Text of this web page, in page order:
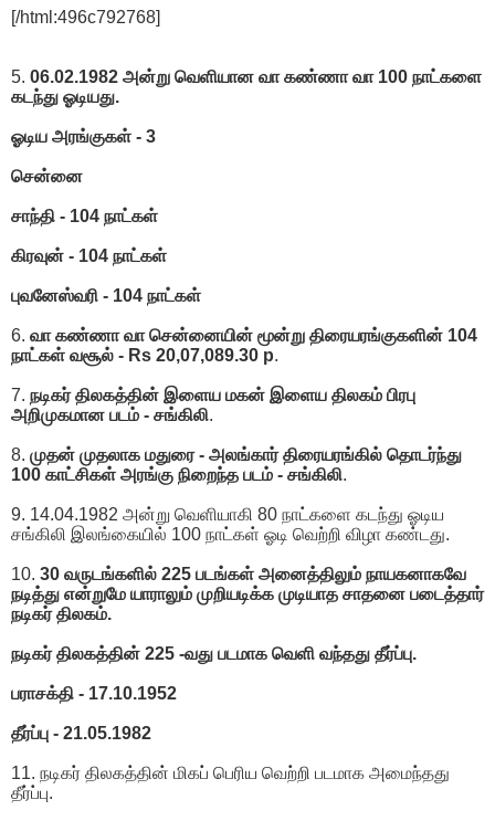
[/html:496c792768]
5. 06.02.1982 அன்று வெளியான வா கண்ணா வா 100 நாட்களை
கடந்து ஓடியது.
ஓடிய அரங்குகள் - 3
சென்னை
சாந்தி - 104 நாட்கள்
கிரவுன் - 104 நாட்கள்
புவனேஸ்வரி - 104 நாட்கள்
6. வா கண்ணா வா சென்னையின் மூன்று திரையரங்குகளின் 104
நாட்கள் வசூல் - Rs 20,07,089.30 p.
7. நடிகர் திலகத்தின் இளைய மகன் இளைய திலகம் பிரபு
அறிமுகமான படம் - சங்கிலி.
8. முதன் முதலாக மதுரை - அலங்கார் திரையரங்கில் தொடர்ந்து
100 காட்சிகள் அரங்கு நிறைந்த படம் - சங்கிலி.
9. 14.04.1982 அன்று வெளியாகி 80 நாட்களை கடந்து ஓடிய
சங்கிலி இலங்கையில் 100 நாட்கள் ஓடி வெற்றி விழா கண்டது.
10. 30 வருடங்களில் 225 படங்கள் அனைத்திலும் நாயகனாகவே
நடித்து என்றுமே யாராலும் முறியடிக்க முடியாத சாதனை படைத்தார்
நடிகர் திலகம்.
நடிகர் திலகத்தின் 225 -வது படமாக வெளி வந்தது தீர்ப்பு.
பராசக்தி - 17.10.1952
தீர்ப்பு - 21.05.1982
11. நடிகர் திலகத்தின் மிகப் பெரிய வெற்றி படமாக அமைந்தது
தீர்ப்பு.